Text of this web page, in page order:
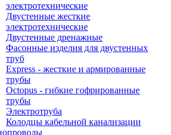
электротехнические
Двустенные жесткие
электротехнические
Двустенные дренажные
Фасонные изделия для двустенных
труб
Express - жесткие и армированные
трубы
Octopus - гибкие гофрированные
трубы
Электротруба
Колодцы кабельной канализации